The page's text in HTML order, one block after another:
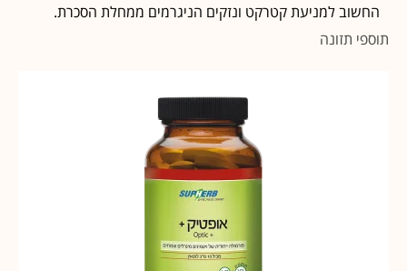
החשוב למניעת קטרקט ונזקים הניגרמים ממחלת הסכרת.
תוספי תזונה